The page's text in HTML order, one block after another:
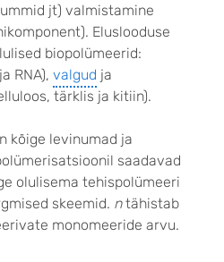
jt) valmistamine
Eluslooduse
biopolümeerid:
RNA),valgud ja
tärklis ja kitiin).
kõige levinumad ja
saadavad
olulisema tehispolümeeri
skeemid. ntähistab
monomeeride arvu.